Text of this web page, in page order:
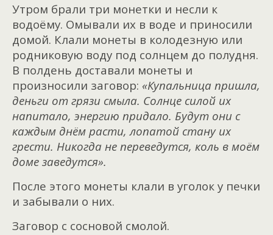
Утром брали три монетки и несли к
водоёму. Омывали их в воде и приносили
домой. Клали монеты в колодезную или
родниковую воду под солнцем до полудня.
В полдень доставали монеты и
произносили заговор: «Купальница пришла,
деньги от грязи смыла. Солнце силой их
напитало, энергию придало. Будут они с
каждым днём расти, лопатой стану их
грести. Никогда не переведутся, коль в моём
доме заведутся».
После этого монеты клали в уголок у печки
и забывали о них.
Заговор с сосновой смолой.